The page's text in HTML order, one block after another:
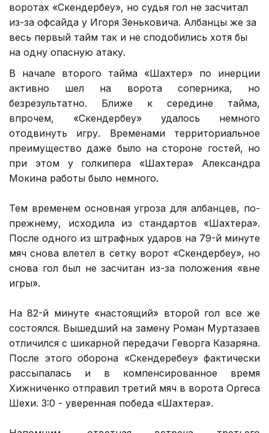
воротах «Скендербеу», но судья гол не засчитал
из-за офсайда у Игоря Зеньковича. Албанцы же за
весь первый тайм так и не сподобились хотя бы
на одну опасную атаку.
В начале второго тайма «Шахтер» по инерции
активно шел на ворота соперника, но
безрезультатно. Ближе к середине тайма,
впрочем, «Скендербеу» удалось немного
отодвинуть игру. Временами территориальное
преимущество даже было на стороне гостей, но
при этом у голкипера «Шахтера» Александра
Мокина работы было немного.
Тем временем основная угроза для албанцев, по-
прежнему, исходила из стандартов «Шахтера».
После одного из штрафных ударов на 79-й минуте
мяч снова влетел в сетку ворот «Скендербеу», но
снова гол был не засчитан из-за положения «вне
игры».
На 82-й минуте «настоящий» второй гол все же
состоялся. Вышедший на замену Роман Муртазаев
отличился с шикарной передачи Геворга Казаряна.
После этого оборона «Скендеребеу» фактически
рассыпалась и в компенсированное время
Хижниченко отправил третий мяч в ворота Оргеса
Шехи. 3:0 - уверенная победа «Шахтера».